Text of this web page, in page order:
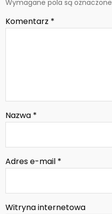
Wymagane pola są oznaczone
Komentarz *
Nazwa *
Adres e-mail *
Witryna internetowa